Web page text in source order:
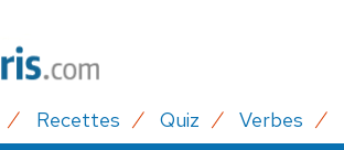
Recettes Quiz Verbes